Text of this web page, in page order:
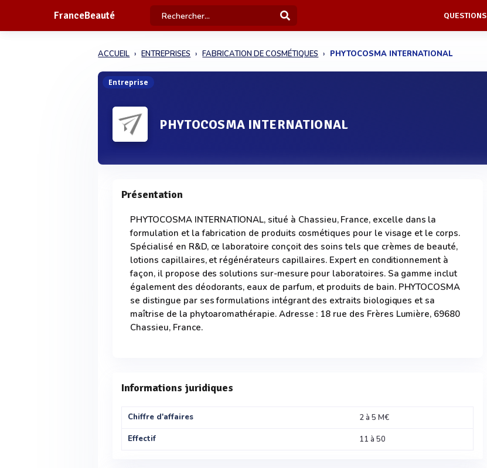
FranceBeauté QUESTIONS
ACCUEIL ENTREPRISES FABRICATION DE COSMÉTIQUES PHYTOCOSMA INTERNATIONAL
Entreprise
PHYTOCOSMA INTERNATIONAL
Présentation
PHYTOCOSMA INTERNATIONAL, situé à Chassieu, France, excelle dans la
formulation et la fabrication de produits cosmétiques pour le visage et le corps.
Spécialisé en R&D, ce laboratoire conçoit des soins tels que crèmes de beauté,
lotions capillaires, et régénérateurs capillaires. Expert en conditionnement à
façon, il propose des solutions sur-mesure pour laboratoires. Sa gamme inclut
également des déodorants, eaux de parfum, et produits de bain. PHYTOCOSMA
se distingue par ses formulations intégrant des extraits biologiques et sa
maîtrise de la phytoaromathérapie. Adresse : 18 rue des Frères Lumière, 69680
Chassieu, France.
Informations juridiques
Chiffre d'affaires
2 à 5 M€
Effectif
11 à 50